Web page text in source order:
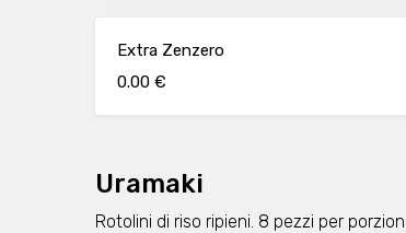
Extra Zenzero
0.00 €
Uramaki
Rotolini di riso ripieni. 8 pezzi per